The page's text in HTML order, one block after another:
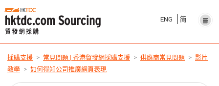
ENG 简
採購支援 常見問題 | 香港貿發網採購支援 供應商常見問題
影片
教學
如何得知公司推廣網頁表現